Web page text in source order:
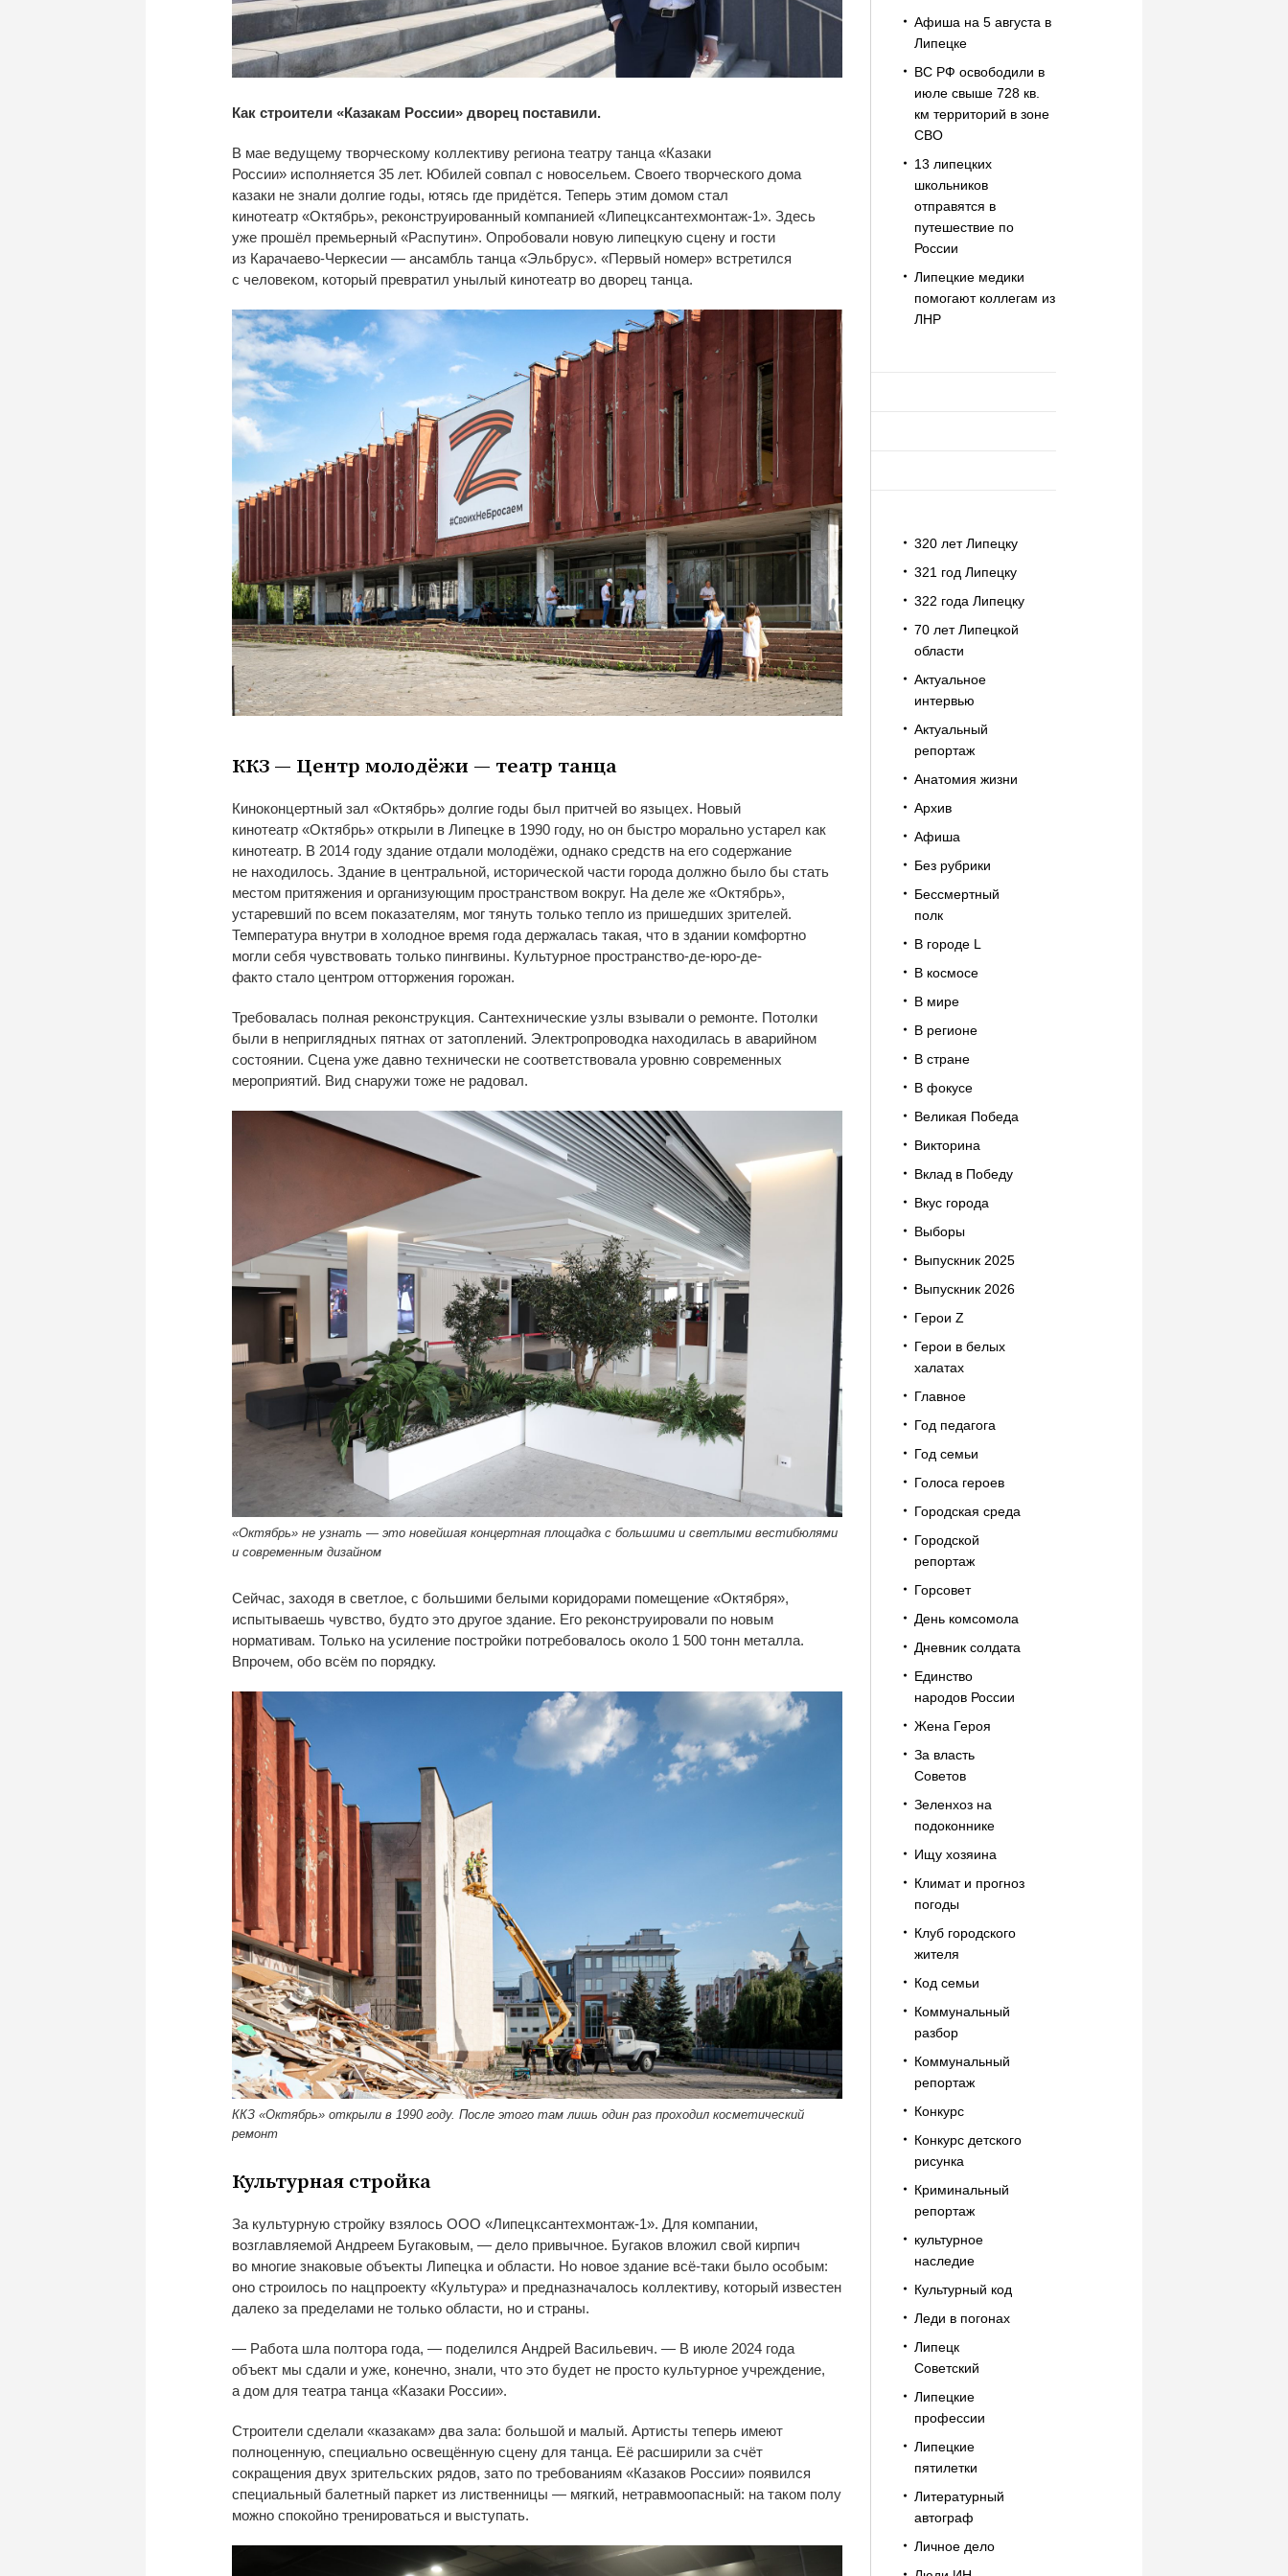
Как строители «Казакам России» дворец поставили.
В мае ведущему творческому коллективу региона театру танца «Казаки
России» исполняется 35 лет. Юбилей совпал с новосельем. Своего творческого дома
казаки не знали долгие годы, ютясь где придётся. Теперь этим домом стал
кинотеатр «Октябрь», реконструированный компанией «Липецксантехмонтаж-1». Здесь
уже прошёл премьерный «Распутин». Опробовали новую липецкую сцену и гости
из Карачаево-Черкесии — ансамбль танца «Эльбрус». «Первый номер» встретился
с человеком, который превратил унылый кинотеатр во дворец танца.
ККЗ — Центр молодёжи — театр танца
Киноконцертный зал «Октябрь» долгие годы был притчей во языцех. Новый
кинотеатр «Ок­тябрь» открыли в Липецке в 1990 году, но он быстро морально устарел как
кинотеатр. В 2014 году здание отдали молодёжи, однако средств на его содержание
не находилось. Здание в центральной, исторической части города должно было бы стать
местом притяжения и организующим пространством вокруг. На деле же «Октябрь»,
устаревший по всем показателям, мог тянуть только тепло из пришедших зрителей.
Температура внутри в холодное время года держалась такая, что в здании комфортно
могли себя чувствовать только пингвины. Культурное пространство-де-юро-де-
факто стало центром отторжения горожан.
Требовалась полная реконструкция. Сантехнические узлы взывали о ремонте. Потолки
были в неприглядных пятнах от затоплений. Электропроводка находилась в аварийном
состоянии. Сцена уже давно технически не соответствовала уровню современных
мероприятий. Вид снаружи тоже не радовал.
«Октябрь» не узнать — это новейшая концертная площадка с большими и светлыми вестибюлями
и современным дизайном
Сейчас, заходя в светлое, с большими белыми коридорами помещение «Октября»,
испытываешь чувство, будто это другое здание. Его реконструировали по новым
нормативам. Только на усиление постройки потребовалось около 1 500 тонн металла.
Впрочем, обо всём по порядку.
ККЗ «Октябрь» открыли в 1990 году. После этого там лишь один раз проходил косметический
ремонт
Культурная стройка
За культурную стройку взялось ООО «Липецксантехмонтаж-1». Для компании,
возглавляемой Андреем Бугаковым, — дело привычное. Бугаков вложил свой кирпич
во многие знаковые объекты Липецка и области. Но новое здание всё-таки было особым:
оно строилось по нацпроекту «Культура» и предназначалось коллективу, который известен
далеко за пределами не только области, но и страны.
— Работа шла полтора года, — поделился Андрей Васильевич. — В июле 2024 года
объект мы сдали и уже, конечно, знали, что это будет не просто культурное учреждение,
а дом для театра танца «Казаки России».
Строители сделали «казакам» два зала: большой и малый. Артисты теперь имеют
полноценную, специально освещённую сцену для танца. Её расширили за счёт
сокращения двух зрительских рядов, зато по требованиям «Казаков России» появился
специальный балетный паркет из лиственницы — мягкий, нетравмоопасный: на таком полу
можно спокойно тренироваться и выступать.
Афиша на 5 августа в
Липецке
ВС РФ освободили в
июле свыше 728 кв.
км территорий в зоне
СВО
13 липецких
школьников
отправятся в
путешествие по
России
Липецкие медики
помогают коллегам из
ЛНР
320 лет Липецку
321 год Липецку
322 года Липецку
70 лет Липецкой
области
Актуальное
интервью
Актуальный
репортаж
Анатомия жизни
Архив
Афиша
Без рубрики
Бессмертный
полк
В городе L
В космосе
В мире
В регионе
В стране
В фокусе
Великая Победа
Викторина
Вклад в Победу
Вкус города
Выборы
Выпускник 2025
Выпускник 2026
Герои Z
Герои в белых
халатах
Главное
Год педагога
Год семьи
Голоса героев
Городская среда
Городской
репортаж
Горсовет
День комсомола
Дневник солдата
Единство
народов России
Жена Героя
За власть
Советов
Зеленхоз на
подоконнике
Ищу хозяина
Климат и прогноз
погоды
Клуб городского
жителя
Код семьи
Коммунальный
разбор
Коммунальный
репортаж
Конкурс
Конкурс детского
рисунка
Криминальный
репортаж
культурное
наследие
Культурный код
Леди в погонах
Липецк
Советский
Липецкие
профессии
Липецкие
пятилетки
Литературный
автограф
Личное дело